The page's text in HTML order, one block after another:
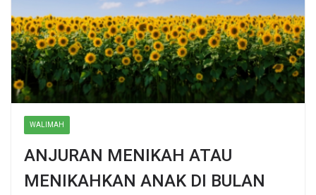
WALIMAH
ANJURAN MENIKAH ATAU
MENIKAHKAN ANAK DI BULAN